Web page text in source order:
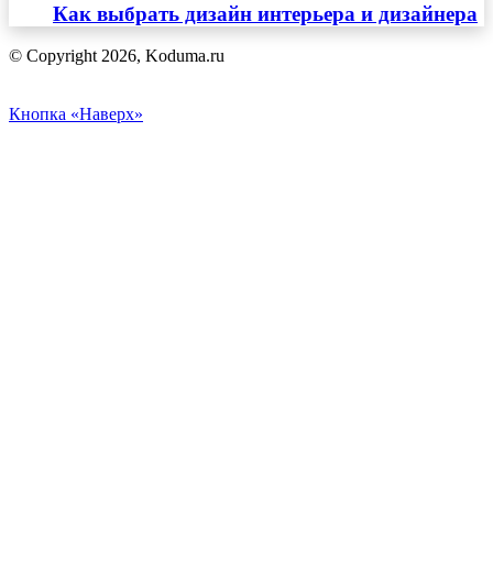
Как выбрать дизайн интерьера и дизайнера
© Copyright 2026, Koduma.ru
Кнопка «Наверх»